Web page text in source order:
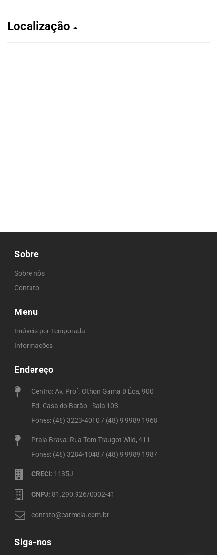
Localização
Sobre
Sobre nós
Contato
Menu
Imóveis por Temporada
Informações
Endereço
Centro: Av. Prof. Othon Gama D Éça, 900
Ed. Casa do Barão - Sala 103
Fones: (48) 3223-4010 / (48) 9 9989 1968
Praia Brava: Rua Tom Traugot Wild, 411
Fones: (48) 3284-1048 / (48) 9 9989 1987
CRECI: 1135J
CNPJ: 81.290.926/0002-41
contato@carmela.com.br
Siga-nos